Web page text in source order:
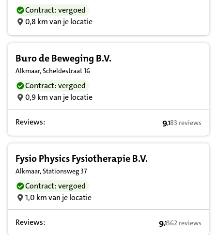
Contract: vergoed
0,8 km van je locatie
Buro de Beweging B.V.
Alkmaar, Scheldestraat 16
Contract: vergoed
0,9 km van je locatie
Reviews: 9,1 op basis
9,183 reviews
Fysio Physics Fysiotherapie B.V.
Alkmaar, Stationsweg 37
Contract: vergoed
1,0 km van je locatie
Reviews: 9,1 op basis van
9,1362 reviews